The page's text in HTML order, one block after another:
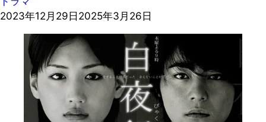
2023年12月29日 2025年3月26日